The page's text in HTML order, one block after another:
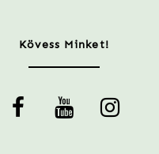
Kövess Minket!